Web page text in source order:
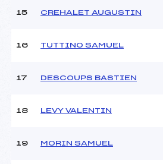
15 CREHALET AUGUSTIN
16 TUTTINO SAMUEL
17 DESCOUPS BASTIEN
18 LEVY VALENTIN
19 MORIN SAMUEL